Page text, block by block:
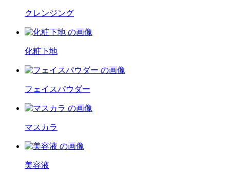
クレンジング
化粧下地
フェイスパウダー
マスカラ
美容液